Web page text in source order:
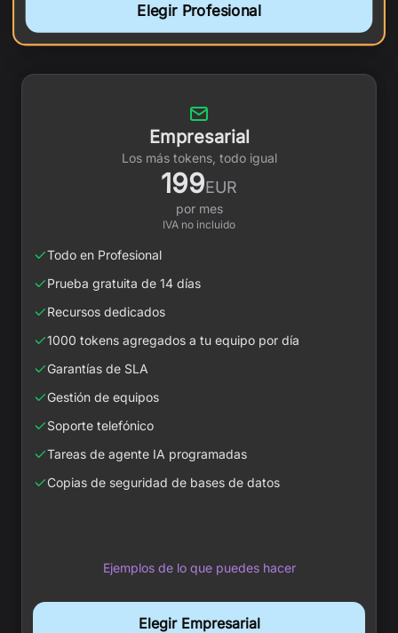
Elegir Profesional
Empresarial
Los más tokens, todo igual
199EUR
por mes
IVA no incluido
Todo en Profesional
Prueba gratuita de 14 días
Recursos dedicados
1000 tokens agregados a tu equipo por día
Garantías de SLA
Gestión de equipos
Soporte telefónico
Tareas de agente IA programadas
Copias de seguridad de bases de datos
Ejemplos de lo que puedes hacer
Elegir Empresarial